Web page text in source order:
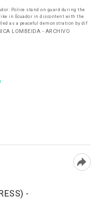
Police stand on guard during the
in Ecuador in discontent with the
as a peaceful demonstration by dif
LOMBEIDA - ARCHIVO
-